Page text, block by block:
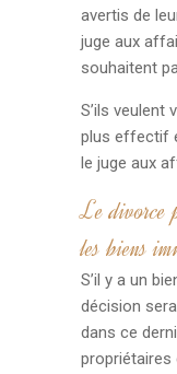
avertis de
juge aux
souhaitent
S’ils veulent
plus effectif
le juge aux
Le divorce
les biens
S’il y a un
décision
dans ce
propriétaires